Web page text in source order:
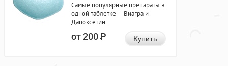
Самые популярные препараты в
одной таблетке — Виагра и
Дапоксетин.
от 200Р Купить